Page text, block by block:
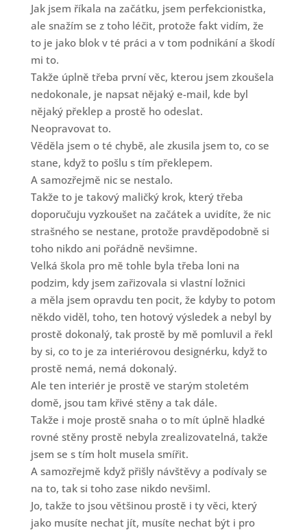
Jak jsem říkala na začátku, jsem perfekcionistka,
ale snažím se z toho léčit, protože fakt vidím, že
to je jako blok v té práci a v tom podnikání a škodí
mi to.
Takže úplně třeba první věc, kterou jsem zkoušela
nedokonale, je napsat nějaký e-mail, kde byl
nějaký překlep a prostě ho odeslat.
Neopravovat to.
Věděla jsem o té chybě, ale zkusila jsem to, co se
stane, když to pošlu s tím překlepem.
A samozřejmě nic se nestalo.
Takže to je takový maličký krok, který třeba
doporučuju vyzkoušet na začátek a uvidíte, že nic
strašného se nestane, protože pravděpodobně si
toho nikdo ani pořádně nevšimne.
Velká škola pro mě tohle byla třeba loni na
podzim, kdy jsem zařizovala si vlastní ložnici
a měla jsem opravdu ten pocit, že kdyby to potom
někdo viděl, toho, ten hotový výsledek a nebyl by
prostě dokonalý, tak prostě by mě pomluvil a řekl
by si, co to je za interiérovou designérku, když to
prostě nemá, nemá dokonalý.
Ale ten interiér je prostě ve starým stoletém
domě, jsou tam křivé stěny a tak dále.
Takže i moje prostě snaha o to mít úplně hladké
rovné stěny prostě nebyla zrealizovatelná, takže
jsem se s tím holt musela smířit.
A samozřejmě když přišly návštěvy a podívaly se
na to, tak si toho zase nikdo nevšiml.
Jo, takže to jsou většinou prostě i ty věci, který
jako musíte nechat jít, musíte nechat být i pro